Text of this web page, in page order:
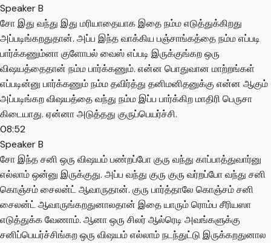
Speaker B
சோ இது வந்து இது மரியாதையாக இதை நம்ம எடுத்துக்கிறது
அப்படிங்கறதுதான். அப்ப இந்த வாக்கிய பஞ்சாங்கத்தை நம்ம எப்படி
பார்க்கணும்னா குளோபல் வைஸ் எப்படி இருக்குங்கற ஒரு
விஷயத்தைதான் நம்ம பார்க்கணும். என்ன பொதுவான மாற்றங்கள்
எப்படின்னு பார்க்கணும் நம்ம தவிர்த்து தனிமனிதனுக்கு என்ன ஆகும்
அப்படிங்கற விஷயத்தை வந்து நம்ம இப்ப பார்க்கிற மாதிரி பெருசா
கிடையாது. ஏன்னா அடுத்தது குருப்பெயர்ச்சி.
08:52
Speaker B
சோ இந்த சனி ஒரு விஷயம் பண்றப்போ குரு வந்து காப்பாத்துவார்னு
எல்லாம் ஒன்னு இருக்குது. அப்ப வந்து குரு குரு வர்றப்போ வந்து சனி
கொஞ்சம் சைலன்ட் ஆவாருதான். குரு பார்த்தாலே கொஞ்சம் சனி
சைலன்ட் ஆவாருங்கறதுனாலதான் இதை யாரும் ரொம்ப சீரியஸா
எடுத்துக்க வேணாம். ஆனா ஒரு சிலர் ஆல்ரெடி அவங்களுக்கு
சனிப்பெயர்ச்சிங்கற ஒரு விஷயம் எல்லாம் நடந்துட்டு இருக்கறதுனால